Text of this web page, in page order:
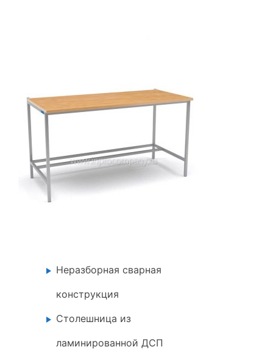
Неразборная сварная
конструкция
Столешница из
ламинированной ДСП